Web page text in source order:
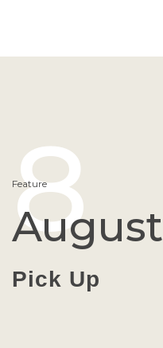
Feature
8
August
Pick Up